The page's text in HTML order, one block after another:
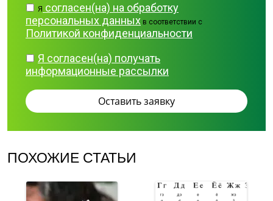
Я согласен(на) на обработку
персональных данных в соответствии с
Политикой конфиденциальности
Я согласен(на) получать
информационные рассылки
ПОХОЖИЕ СТАТЬИ